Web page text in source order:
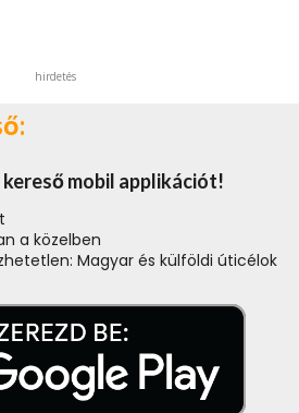
hirdetés
mobil applikációt!
a közelben
Magyar és külföldi úticélok